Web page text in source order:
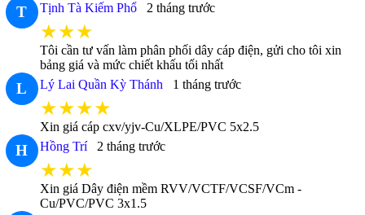
T Tịnh Tà Kiếm Phổ 2 tháng trước
★★★
Tôi cần tư vấn làm phân phối dây cáp điện, gửi cho tôi xin
bảng giá và mức chiết khấu tối nhất
L Lý Lai Quần Kỳ Thánh 1 tháng trước
★★★★
Xin giá cáp cxv/yjv-Cu/XLPE/PVC 5x2.5
H Hồng Trí 2 tháng trước
★★★
Xin giá Dây điện mềm RVV/VCTF/VCSF/VCm -
Cu/PVC/PVC 3x1.5